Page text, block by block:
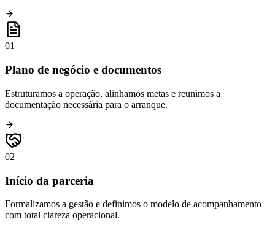
01
Plano de negócio e documentos
Estruturamos a operação, alinhamos metas e reunimos a
documentação necessária para o arranque.
02
Início da parceria
Formalizamos a gestão e definimos o modelo de acompanhamento
com total clareza operacional.